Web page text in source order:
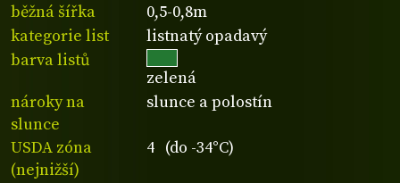
běžná šířka
0,5-0,8m
kategorie list
listnatý opadavý
barva listů
zelená
nároky na
slunce
slunce a polostín
USDA zóna
(nejnižší)
4 (do -34°C)